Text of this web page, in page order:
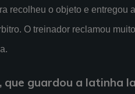
recolheu o objeto e entregou
O treinador reclamou
guardou a latinha